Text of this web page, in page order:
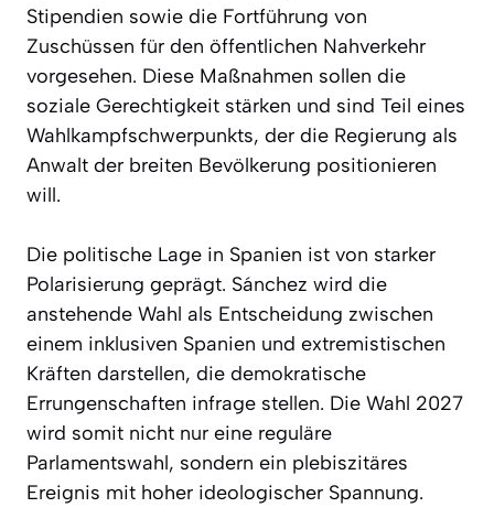
Stipendien sowie die Fortführung von
Zuschüssen für den öffentlichen Nahverkehr
vorgesehen. Diese Maßnahmen sollen die
soziale Gerechtigkeit stärken und sind Teil eines
Wahlkampfschwerpunkts, der die Regierung als
Anwalt der breiten Bevölkerung positionieren
will.
Die politische Lage in Spanien ist von starker
Polarisierung geprägt. Sánchez wird die
anstehende Wahl als Entscheidung zwischen
einem inklusiven Spanien und extremistischen
Kräften darstellen, die demokratische
Errungenschaften infrage stellen. Die Wahl 2027
wird somit nicht nur eine reguläre
Parlamentswahl, sondern ein plebiszitäres
Ereignis mit hoher ideologischer Spannung.